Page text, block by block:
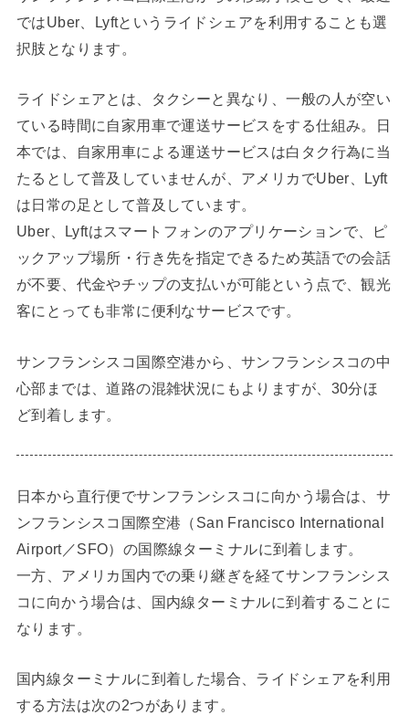
ではUber、Lyftというライドシェアを利用することも選
択肢となります。
ライドシェアとは、タクシーと異なり、一般の人が空い
ている時間に自家用車で運送サービスをする仕組み。日
本では、自家用車による運送サービスは白タク行為に当
たるとして普及していませんが、アメリカでUber、Lyft
は日常の足として普及しています。
Uber、Lyftはスマートフォンのアプリケーションで、ピ
ックアップ場所・行き先を指定できるため英語での会話
が不要、代金やチップの支払いが可能という点で、観光
客にとっても非常に便利なサービスです。
サンフランシスコ国際空港から、サンフランシスコの中
心部までは、道路の混雑状況にもよりますが、30分ほ
ど到着します。
日本から直行便でサンフランシスコに向かう場合は、サ
ンフランシスコ国際空港（San Francisco International
Airport／SFO）の国際線ターミナルに到着します。
一方、アメリカ国内での乗り継ぎを経てサンフランシス
コに向かう場合は、国内線ターミナルに到着することに
なります。
国内線ターミナルに到着した場合、ライドシェアを利用
する方法は次の2つがあります。